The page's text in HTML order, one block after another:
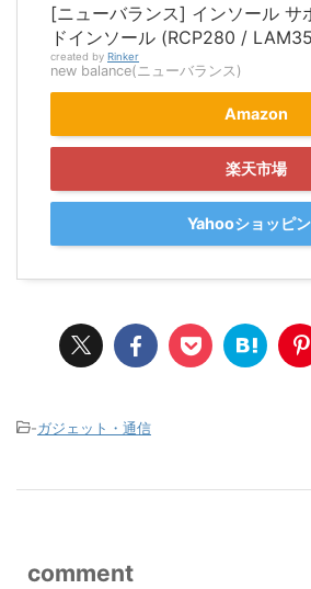
[ニューバランス] インソール サ
ドインソール (RCP280 /
created by Rinker
new balance(ニューバランス)
Amazon
楽天市場
Yahooショッピ
-ガジェット・通信
comment